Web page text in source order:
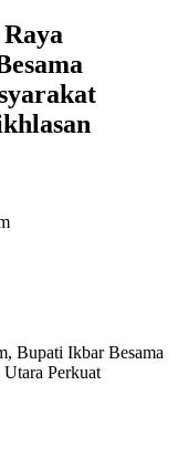
Bupati Ikbar Besama
Perkuat